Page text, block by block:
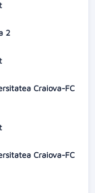
2
Craiova-FC
Craiova-FC